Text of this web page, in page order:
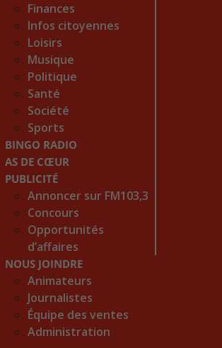
Finances
Infos citoyennes
Loisirs
Musique
Politique
Santé
Société
Sports
BINGO RADIO
AS DE CŒUR
PUBLICITÉ
Annoncer sur FM103,3
Concours
Opportunités
d’affaires
NOUS JOINDRE
Animateurs
Journalistes
Équipe des ventes
Administration